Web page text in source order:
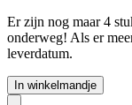
Er zijn nog maar 4
onderweg! Als er
leverdatum.
In winkelmandje